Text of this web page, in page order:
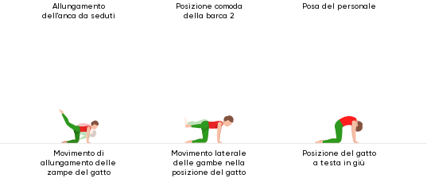
Allungamento
dell'anca da seduti
Posizione comoda
della barca 2
Posa del personale
Movimento di
allungamento delle
zampe del gatto
Movimento laterale
delle gambe nella
posizione del gatto
Posizione del gatto
a testa in giù